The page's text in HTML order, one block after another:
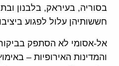
בסוריה, בעיראק, בלבנון
חששותיהן עלול לפגוע
אל-אסומי לא הסתפק
והמדינות האירופיות –